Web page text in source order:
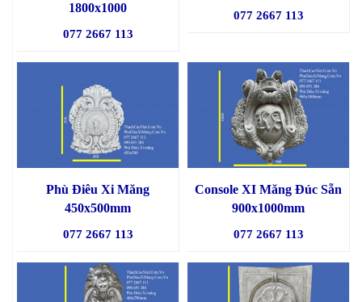
1800x1000
077 2667 113
077 2667 113
Phù Điêu Xi Măng
450x500mm
077 2667 113
Console XI Măng Đúc Sẵn
900x1000mm
077 2667 113